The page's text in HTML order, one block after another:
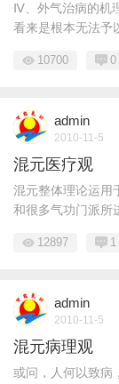
Ⅳ、外气治病的机
看来是根本无法予
10700 0
admin
2010-11-5
混元医疗观
混元整体理论运用
和很多气功门派所
12897 1
admin
2010-11-5
混元病理观
或问，人何以致病